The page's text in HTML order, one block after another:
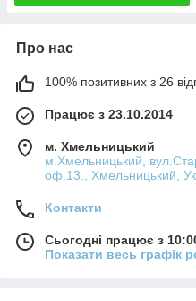
Про нас
100% позитивних з 26
Працює з 23.10.2014
м. Хмельницький
м.Хмельницький,
оф.13., Хмельницький,
Контакти
Сьогодні працює з
Показати весь графік